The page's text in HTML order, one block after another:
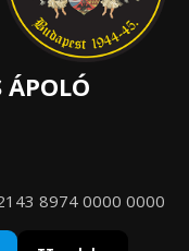
ÁPOLÓ
8974 0000 0000